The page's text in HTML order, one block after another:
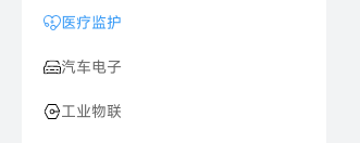
医疗监护
汽车电子
工业物联